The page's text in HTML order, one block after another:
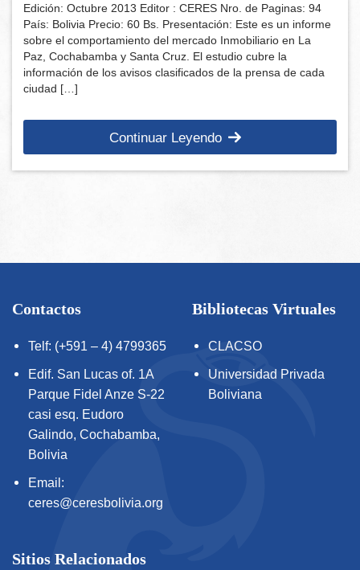
Edición: Octubre 2013 Editor : CERES Nro. de Paginas: 94
País: Bolivia Precio: 60 Bs. Presentación: Este es un informe
sobre el comportamiento del mercado Inmobiliario en La
Paz, Cochabamba y Santa Cruz. El estudio cubre la
información de los avisos clasificados de la prensa de cada
ciudad […]
Continuar Leyendo
Contactos
Telf: (+591 – 4) 4799365
Edif. San Lucas of. 1A
Parque Fidel Anze S-22
casi esq. Eudoro
Galindo, Cochabamba,
Bolivia
Email:
ceres@ceresbolivia.org
Bibliotecas Virtuales
CLACSO
Universidad Privada
Boliviana
Sitios Relacionados